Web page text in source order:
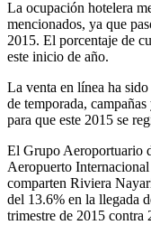
La ocupación hotelera
mencionados, ya que
2015. El porcentaje de
este inicio de año.
La venta en línea ha
de temporada,
para que este 2015 se
El Grupo Aeroportuario
Aeropuerto
comparten Riviera
del 13.6% en la llegada
trimestre de 2015 contra